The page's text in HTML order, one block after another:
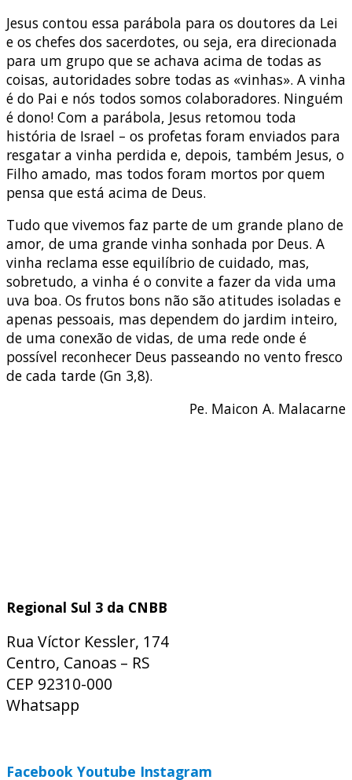
Jesus contou essa parábola para os doutores da Lei
e os chefes dos sacerdotes, ou seja, era direcionada
para um grupo que se achava acima de todas as
coisas, autoridades sobre todas as «vinhas». A vinha
é do Pai e nós todos somos colaboradores. Ninguém
é dono! Com a parábola, Jesus retomou toda
história de Israel – os profetas foram enviados para
resgatar a vinha perdida e, depois, também Jesus, o
Filho amado, mas todos foram mortos por quem
pensa que está acima de Deus.
Tudo que vivemos faz parte de um grande plano de
amor, de uma grande vinha sonhada por Deus. A
vinha reclama esse equilíbrio de cuidado, mas,
sobretudo, a vinha é o convite a fazer da vida uma
uva boa. Os frutos bons não são atitudes isoladas e
apenas pessoais, mas dependem do jardim inteiro,
de uma conexão de vidas, de uma rede onde é
possível reconhecer Deus passeando no vento fresco
de cada tarde (Gn 3,8).
Pe. Maicon A. Malacarne
Regional Sul 3 da CNBB
Rua Víctor Kessler, 174
Centro, Canoas – RS
CEP 92310-000
Whatsapp
Facebook Youtube Instagram